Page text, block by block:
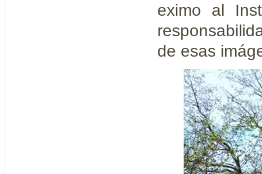
eximo al
de esas